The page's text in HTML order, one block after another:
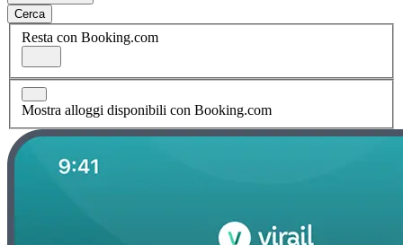
Cerca
Resta con Booking.com
Mostra alloggi disponibili con Booking.com